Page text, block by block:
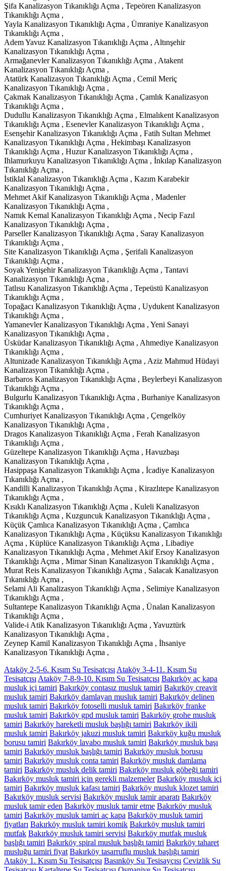
Şifa Kanalizasyon Tıkanıklığı Açma , Tepeören Kanalizasyon
Tıkanıklığı Açma ,
Yayla Kanalizasyon Tıkanıklığı Açma , Ümraniye Kanalizasyon
Tıkanıklığı Açma ,
Adem Yavuz Kanalizasyon Tıkanıklığı Açma , Altınşehir
Kanalizasyon Tıkanıklığı Açma ,
Armağanevler Kanalizasyon Tıkanıklığı Açma , Atakent
Kanalizasyon Tıkanıklığı Açma ,
Atatürk Kanalizasyon Tıkanıklığı Açma , Cemil Meriç
Kanalizasyon Tıkanıklığı Açma ,
Çakmak Kanalizasyon Tıkanıklığı Açma , Çamlık Kanalizasyon
Tıkanıklığı Açma ,
Dudullu Kanalizasyon Tıkanıklığı Açma , Elmalıkent Kanalizasyon
Tıkanıklığı Açma , Esenevler Kanalizasyon Tıkanıklığı Açma ,
Esenşehir Kanalizasyon Tıkanıklığı Açma , Fatih Sultan Mehmet
Kanalizasyon Tıkanıklığı Açma , Hekimbaşı Kanalizasyon
Tıkanıklığı Açma , Huzur Kanalizasyon Tıkanıklığı Açma ,
Ihlamurkuyu Kanalizasyon Tıkanıklığı Açma , İnkılap Kanalizasyon
Tıkanıklığı Açma ,
İstiklal Kanalizasyon Tıkanıklığı Açma , Kazım Karabekir
Kanalizasyon Tıkanıklığı Açma ,
Mehmet Akif Kanalizasyon Tıkanıklığı Açma , Madenler
Kanalizasyon Tıkanıklığı Açma ,
Namık Kemal Kanalizasyon Tıkanıklığı Açma , Necip Fazıl
Kanalizasyon Tıkanıklığı Açma ,
Parseller Kanalizasyon Tıkanıklığı Açma , Saray Kanalizasyon
Tıkanıklığı Açma ,
Site Kanalizasyon Tıkanıklığı Açma , Şerifali Kanalizasyon
Tıkanıklığı Açma ,
Soyak Yenişehir Kanalizasyon Tıkanıklığı Açma , Tantavi
Kanalizasyon Tıkanıklığı Açma ,
Tatlısu Kanalizasyon Tıkanıklığı Açma , Tepeüstü Kanalizasyon
Tıkanıklığı Açma ,
Topağacı Kanalizasyon Tıkanıklığı Açma , Uydukent Kanalizasyon
Tıkanıklığı Açma ,
Yamanevler Kanalizasyon Tıkanıklığı Açma , Yeni Sanayi
Kanalizasyon Tıkanıklığı Açma ,
Üsküdar Kanalizasyon Tıkanıklığı Açma , Ahmediye Kanalizasyon
Tıkanıklığı Açma ,
Altunizade Kanalizasyon Tıkanıklığı Açma , Aziz Mahmud Hüdayi
Kanalizasyon Tıkanıklığı Açma ,
Barbaros Kanalizasyon Tıkanıklığı Açma , Beylerbeyi Kanalizasyon
Tıkanıklığı Açma ,
Bulgurlu Kanalizasyon Tıkanıklığı Açma , Burhaniye Kanalizasyon
Tıkanıklığı Açma ,
Cumhuriyet Kanalizasyon Tıkanıklığı Açma , Çengelköy
Kanalizasyon Tıkanıklığı Açma ,
Dragos Kanalizasyon Tıkanıklığı Açma , Ferah Kanalizasyon
Tıkanıklığı Açma ,
Güzeltepe Kanalizasyon Tıkanıklığı Açma , Havuzbaşı
Kanalizasyon Tıkanıklığı Açma ,
Hasippaşa Kanalizasyon Tıkanıklığı Açma , İcadiye Kanalizasyon
Tıkanıklığı Açma ,
Kandilli Kanalizasyon Tıkanıklığı Açma , Kirazlıtepe Kanalizasyon
Tıkanıklığı Açma ,
Kısıklı Kanalizasyon Tıkanıklığı Açma , Kuleli Kanalizasyon
Tıkanıklığı Açma , Kuzguncuk Kanalizasyon Tıkanıklığı Açma ,
Küçük Çamlıca Kanalizasyon Tıkanıklığı Açma , Çamlıca
Kanalizasyon Tıkanıklığı Açma , Küçüksu Kanalizasyon Tıkanıklığı
Açma , Küplüce Kanalizasyon Tıkanıklığı Açma , Libadiye
Kanalizasyon Tıkanıklığı Açma , Mehmet Akif Ersoy Kanalizasyon
Tıkanıklığı Açma , Mimar Sinan Kanalizasyon Tıkanıklığı Açma ,
Murat Reis Kanalizasyon Tıkanıklığı Açma , Salacak Kanalizasyon
Tıkanıklığı Açma ,
Selami Ali Kanalizasyon Tıkanıklığı Açma , Selimiye Kanalizasyon
Tıkanıklığı Açma ,
Sultantepe Kanalizasyon Tıkanıklığı Açma , Ünalan Kanalizasyon
Tıkanıklığı Açma ,
Valide-i Atik Kanalizasyon Tıkanıklığı Açma , Yavuztürk
Kanalizasyon Tıkanıklığı Açma ,
Zeynep Kamil Kanalizasyon Tıkanıklığı Açma , İhsaniye
Kanalizasyon Tıkanıklığı Açma ,
Ataköy 2-5-6. Kısım Su Tesisatçısı Ataköy 3-4-11. Kısım Su
Tesisatçısı Ataköy 7-8-9-10. Kısım Su Tesisatçısı Bakırköy aç kapa
musluk içi tamiri Bakırköy contasız musluk tamiri Bakırköy creavit
musluk tamiri Bakırköy damlayan musluk tamiri Bakırköy delinen
musluk tamiri Bakırköy fotoselli musluk tamiri Bakırköy franke
musluk tamiri Bakırköy gpd musluk tamiri Bakırköy grohe musluk
tamiri Bakırköy hareketli musluk başlığı tamiri Bakırköy ikili
musluk tamiri Bakırköy jakuzi musluk tamiri Bakırköy kuğu musluk
borusu tamiri Bakırköy lavabo musluk tamiri Bakırköy musluk başı
tamiri Bakırköy musluk başlığı tamiri Bakırköy musluk borusu
tamiri Bakırköy musluk conta tamiri Bakırköy musluk damlama
tamiri Bakırköy musluk delik tamiri Bakırköy musluk göbeği tamiri
Bakırköy musluk tamiri için gerekli malzemeler Bakırköy musluk içi
tamiri Bakırköy musluk kafası tamiri Bakırköy musluk klozet tamiri
Bakırköy musluk servisi Bakırköy musluk tamir aparatı Bakırköy
musluk tamir eden Bakırköy musluk tamir etme Bakırköy musluk
tamiri Bakırköy musluk tamiri aç kapa Bakırköy musluk tamiri
fiyatları Bakırköy musluk tamiri komik Bakırköy musluk tamiri
mutfak Bakırköy musluk tamiri servisi Bakırköy mutfak musluk
başlığı tamiri Bakırköy spiral musluk başlığı tamiri Bakırköy taharet
musluğu tamiri fiyat Bakırköy tasarruflu musluk başlığı tamiri
Ataköy 1. Kısım Su Tesisatçısı Basınköy Su Tesisayçısı Cevizlik Su